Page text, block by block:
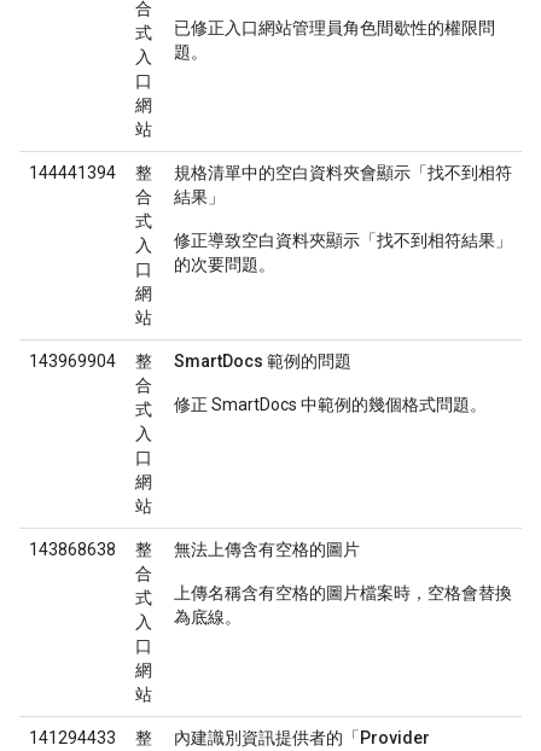
合
式
入
口
網
站
已修正入口網站管理員角色間歇性的權限問
題。
144441394
整
合
式
入
口
網
站
規格清單中的空白資料夾會顯示「找不到相符
結果」
修正導致空白資料夾顯示「找不到相符結果」
的次要問題。
143969904
整
合
式
入
口
網
站
SmartDocs 範例的問題
修正 SmartDocs 中範例的幾個格式問題。
143868638
整
合
式
入
口
網
站
無法上傳含有空格的圖片
上傳名稱含有空格的圖片檔案時，空格會替換
為底線。
141294433
整
內建識別資訊提供者的「Provider